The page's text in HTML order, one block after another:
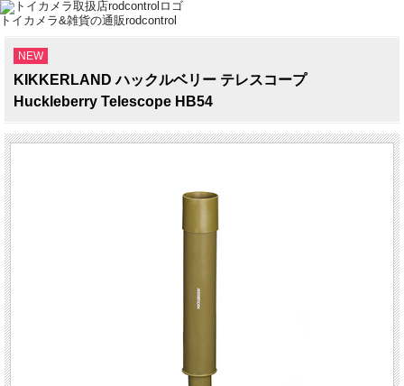
トイカメラ&雑貨の通販rodcontrol
NEW
KIKKERLAND ハックルベリー テレスコープ
Huckleberry Telescope HB54